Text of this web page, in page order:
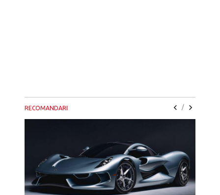
RECOMANDARI /